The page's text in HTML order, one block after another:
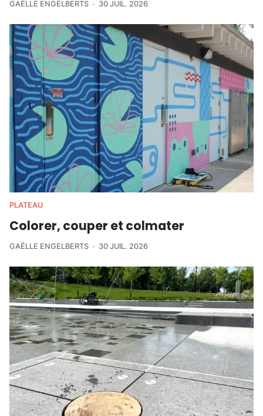
GAËLLE ENGELBERTS 30 JUIL. 2026
PLATEAU
Colorer, couper et colmater
GAËLLE ENGELBERTS 30 JUIL. 2026